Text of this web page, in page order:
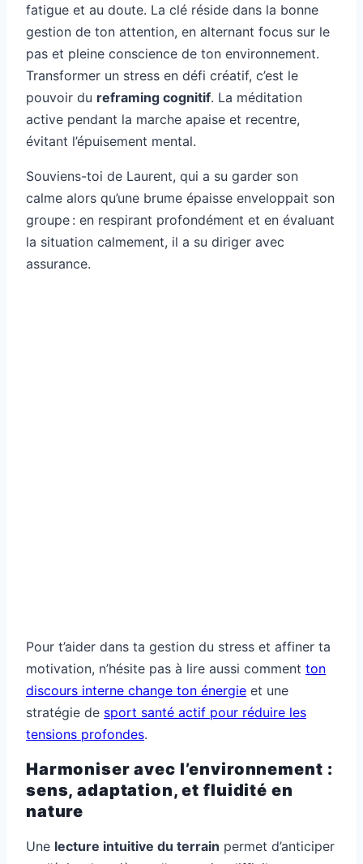
fatigue et au doute. La clé réside dans la bonne
gestion de ton attention, en alternant focus sur le
pas et pleine conscience de ton environnement.
Transformer un stress en défi créatif, c’est le
pouvoir du reframing cognitif. La méditation
active pendant la marche apaise et recentre,
évitant l’épuisement mental.
Souviens-toi de Laurent, qui a su garder son
calme alors qu’une brume épaisse enveloppait son
groupe : en respirant profondément et en évaluant
la situation calmement, il a su diriger avec
assurance.
Pour t’aider dans ta gestion du stress et affiner ta
motivation, n’hésite pas à lire aussi comment ton
discours interne change ton énergie et une
stratégie de sport santé actif pour réduire les
tensions profondes.
Harmoniser avec l’environnement :
sens, adaptation, et fluidité en
nature
Une lecture intuitive du terrain permet d’anticiper